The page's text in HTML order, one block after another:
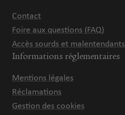
Contact
Foire aux questions (FAQ)
Accès sourds et malentendants
Informations réglementaires
Mentions légales
Réclamations
Gestion des cookies